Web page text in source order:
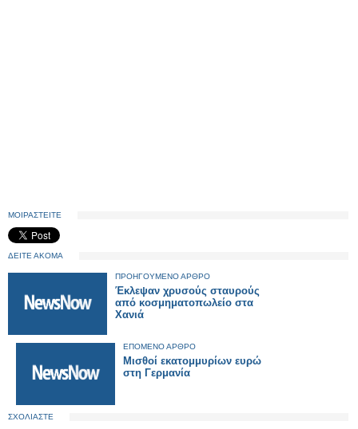
ΜΟΙΡΑΣΤΕΙΤΕ
ΔΕΙΤΕ ΑΚΟΜΑ
ΠΡΟΗΓΟΥΜΕΝΟ ΑΡΘΡΟ
Έκλεψαν χρυσούς σταυρούς
από κοσμηματοπωλείο στα
Χανιά
ΕΠΟΜΕΝΟ ΑΡΘΡΟ
Μισθοί εκατομμυρίων ευρώ
στη Γερμανία
ΣΧΟΛΙΑΣΤΕ